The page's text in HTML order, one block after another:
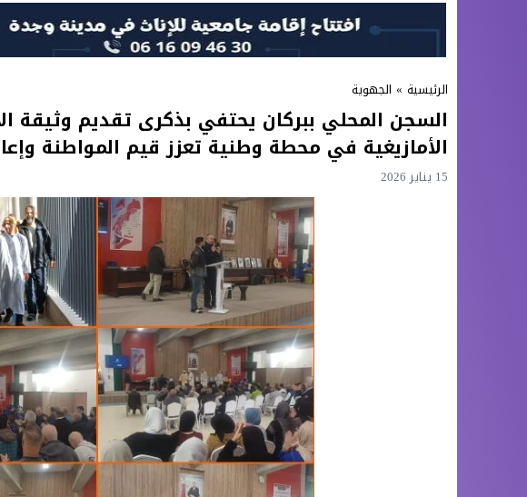
الرئيسية » الجهوية
السجن المحلي ببركان يحتفي بذكرى تقديم وثيقة
الأمازيغية في محطة وطنية تعزز قيم المواطنة
15 يناير 2026